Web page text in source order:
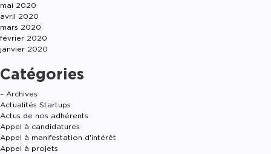
mai 2020
avril 2020
mars 2020
février 2020
janvier 2020
Catégories
– Archives
Actualités Startups
Actus de nos adhérents
Appel à candidatures
Appel à manifestation d'intérêt
Appel à projets